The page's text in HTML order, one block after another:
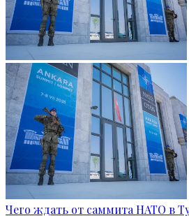
Чего ждать от саммита НАТО в